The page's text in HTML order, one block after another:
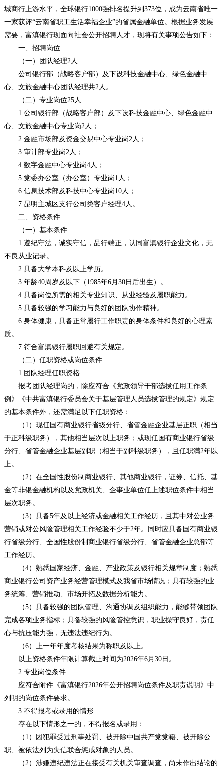
城商行上游水平，全球银行1000强排名提升到373位，成为云南省唯一
一家获评“云南省职工生活幸福企业”的省属金融单位。根据业务发展
需要，富滇银行现面向社会公开招聘人才，现将有关事项公告如下：
一、招聘岗位
（一）团队经理2人
公司银行部（战略客户部）及下设科技金融中心、绿色金融中
心、文旅金融中心团队经理共2人。
（二）专业岗位25人
1.公司银行部（战略客户部）及下设科技金融中心、绿色金融中
心、文旅金融中心专业岗2人；
2.金融市场部及资金交易中心专业岗2人；
3.审计部专业岗2人；
4.数字金融中心专业岗4人；
5.党委办公室（办公室）专业岗1人；
6.信息技术部及科技中心专业岗10人；
7.昆明主城区支行公司类客户经理4人。
二、资格条件
（一）基本条件
1.遵纪守法，诚实守信，品行端正，认同富滇银行企业文化，无
不良从业记录。
2.具备大学本科及以上学历。
3.年龄40周岁及以下（1985年6月30日后出生）。
4.具备岗位所需的相关专业知识、从业经验及履职能力。
5.具备较强的学习能力与良好的团队协作精神。
6.身体健康，具备正常履行工作职责的身体条件和良好的心理素
质。
7.符合富滇银行履职回避有关规定。
（二）任职资格或岗位条件
1.团队经理任职资格
报考团队经理岗的，除应符合《党政领导干部选拔任用工作条
例》《中共富滇银行委员会关于基层管理人员选拔管理的规定》规定
的基本条件外，还需满足以下任职资格：
（1）现任国有商业银行省级分行、省管金融企业基层正职（相当
于正科级职务），其他相当层次以上职务；或现任国有商业银行省级
分行、省管金融企业基层副职（相当于副科级职务），且任职满2年以
上。
（2）在全国性股份制商业银行、其他商业银行，证券、信托、基
金等非银金融机构以及党政机关、企事业单位任上述职位条件中相当
层次职务。
（3）具备5年及以上经济或金融相关工作经历，且其中对公业务
营销或对公风险管理相关工作经验不少于2年。同时应具备国有商业银
行省级分行、全国性股份制商业银行省级分行、省管金融企业总部等
工作经历。
（4）熟悉国家经济、金融、产业政策及银行相关规章制度；熟悉
商业银行公司资产业务经营管理模式及我省市场情况；具有较强的业
务统筹、营销推动、市场开拓及数据分析能力。
（5）具备较强的团队管理、沟通协调及组织能力，能够带领团队
完成各项业务指标；具备较强的风险管控意识，职业操守良好，责任
心与抗压能力强，无违法违纪行为。
（6）上一年年度考核结果为称职及以上。
以上资格条件年限计算截止时间为2026年6月30日。
2.专业岗位条件
应符合附件《富滇银行2026年公开招聘岗位条件及职责说明》中
列明的岗位条件要求。
3.不得报考或录用的情形
存在以下情形之一的，不得报名或录用：
（1）因犯罪受过刑事处罚、被开除中国共产党党籍、被开除公
职、被依法列为失信联合惩戒对象的人员。
（2）涉嫌违纪违法正在接受有关机关审查调查，尚未作出结论的